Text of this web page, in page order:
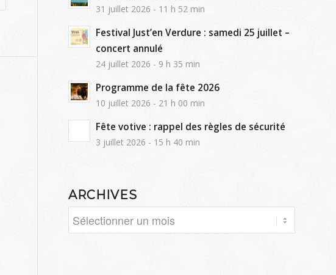
31 juillet 2026 - 11 h 52 min
Festival Just’en Verdure : samedi 25 juillet –
concert annulé
24 juillet 2026 - 9 h 35 min
Programme de la fête 2026
10 juillet 2026 - 21 h 00 min
Fête votive : rappel des règles de sécurité
3 juillet 2026 - 15 h 40 min
ARCHIVES